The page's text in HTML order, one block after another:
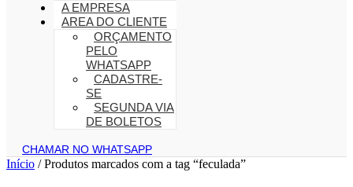
A EMPRESA
AREA DO CLIENTE
ORÇAMENTO
PELO
WHATSAPP
CADASTRE-
SE
SEGUNDA VIA
DE BOLETOS
CHAMAR NO WHATSAPP
Início / Produtos marcados com a tag “feculada”